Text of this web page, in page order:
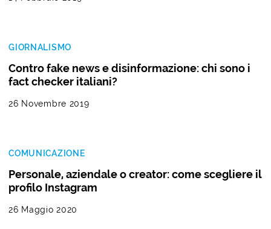
GIORNALISMO
Contro fake news e disinformazione: chi sono i
fact checker italiani?
26 Novembre 2019
COMUNICAZIONE
Personale, aziendale o creator: come scegliere il
profilo Instagram
26 Maggio 2020